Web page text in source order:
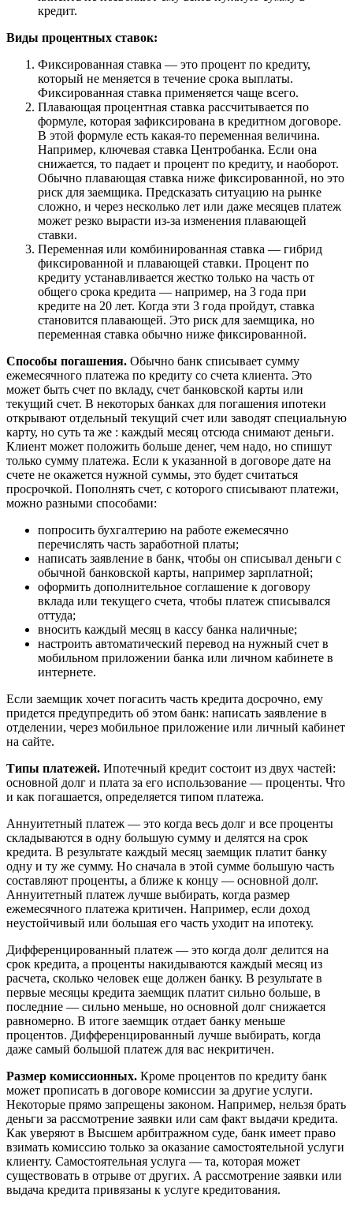
кредит.
Виды процентных ставок:
Фиксированная ставка — это процент по кредиту,
который не меняется в течение срока выплаты.
Фиксированная ставка применяется чаще всего.
Плавающая процентная ставка рассчитывается по
формуле, которая зафиксирована в кредитном договоре.
В этой формуле есть какая-то переменная величина.
Например, ключевая ставка Центробанка. Если она
снижается, то падает и процент по кредиту, и наоборот.
Обычно плавающая ставка ниже фиксированной, но это
риск для заемщика. Предсказать ситуацию на рынке
сложно, и через несколько лет или даже месяцев платеж
может резко вырасти из-за изменения плавающей
ставки.
Переменная или комбинированная ставка — гибрид
фиксированной и плавающей ставки. Процент по
кредиту устанавливается жестко только на часть от
общего срока кредита — например, на 3 года при
кредите на 20 лет. Когда эти 3 года пройдут, ставка
становится плавающей. Это риск для заемщика, но
переменная ставка обычно ниже фиксированной.
Способы погашения. Обычно банк списывает сумму
ежемесячного платежа по кредиту со счета клиента. Это
может быть счет по вкладу, счет банковской карты или
текущий счет. В некоторых банках для погашения ипотеки
открывают отдельный текущий счет или заводят специальную
карту, но суть та же : каждый месяц отсюда снимают деньги.
Клиент может положить больше денег, чем надо, но спишут
только сумму платежа. Если к указанной в договоре дате на
счете не окажется нужной суммы, это будет считаться
просрочкой. Пополнять счет, с которого списывают платежи,
можно разными способами:
попросить бухгалтерию на работе ежемесячно
перечислять часть заработной платы;
написать заявление в банк, чтобы он списывал деньги с
обычной банковской карты, например зарплатной;
оформить дополнительное соглашение к договору
вклада или текущего счета, чтобы платеж списывался
оттуда;
вносить каждый месяц в кассу банка наличные;
настроить автоматический перевод на нужный счет в
мобильном приложении банка или личном кабинете в
интернете.
Если заемщик хочет погасить часть кредита досрочно, ему
придется предупредить об этом банк: написать заявление в
отделении, через мобильное приложение или личный кабинет
на сайте.
Типы платежей. Ипотечный кредит состоит из двух частей:
основной долг и плата за его использование — проценты. Что
и как погашается, определяется типом платежа.
Аннуитетный платеж — это когда весь долг и все проценты
складываются в одну большую сумму и делятся на срок
кредита. В результате каждый месяц заемщик платит банку
одну и ту же сумму. Но сначала в этой сумме большую часть
составляют проценты, а ближе к концу — основной долг.
Аннуитетный платеж лучше выбирать, когда размер
ежемесячного платежа критичен. Например, если доход
неустойчивый или большая его часть уходит на ипотеку.
Дифференцированный платеж — это когда долг делится на
срок кредита, а проценты накидываются каждый месяц из
расчета, сколько человек еще должен банку. В результате в
первые месяцы кредита заемщик платит сильно больше, в
последние — сильно меньше, но основной долг снижается
равномерно. В итоге заемщик отдает банку меньше
процентов. Дифференцированный лучше выбирать, когда
даже самый большой платеж для вас некритичен.
Размер комиссионных. Кроме процентов по кредиту банк
может прописать в договоре комиссии за другие услуги.
Некоторые прямо запрещены законом. Например, нельзя брать
деньги за рассмотрение заявки или сам факт выдачи кредита.
Как уверяют в Высшем арбитражном суде, банк имеет право
взимать комиссию только за оказание самостоятельной услуги
клиенту. Самостоятельная услуга — та, которая может
существовать в отрыве от других. А рассмотрение заявки или
выдача кредита привязаны к услуге кредитования.